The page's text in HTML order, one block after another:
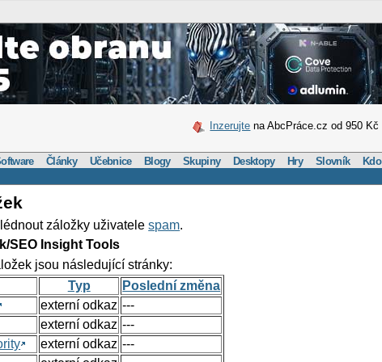
Inzerujte na AbcPráce.cz od 950 Kč
Články Učebnice Blogy Skupiny Desktopy Hry Slovník
záložky uživatelespam.
SEO Insight Tools
jsou následující stránky:
Typ
Poslední změna
externí odkaz ---
externí odkaz ---
externí odkaz ---